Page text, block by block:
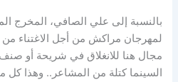
بالنسبة إلى علي الصافي، المخرج
لمهرجان مراكش من أجل الاغتناء من
مجال هنا للانغلاق في شريحة أو
السينما كتلة من المشاعر.. وهذا كل